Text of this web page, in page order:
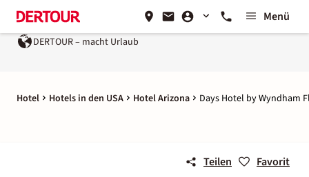
Menü
DERTOUR – macht Urlaub
Hotel Hotels in den USA Hotel Arizona Days Hotel by Wyndham
Teilen Favorit